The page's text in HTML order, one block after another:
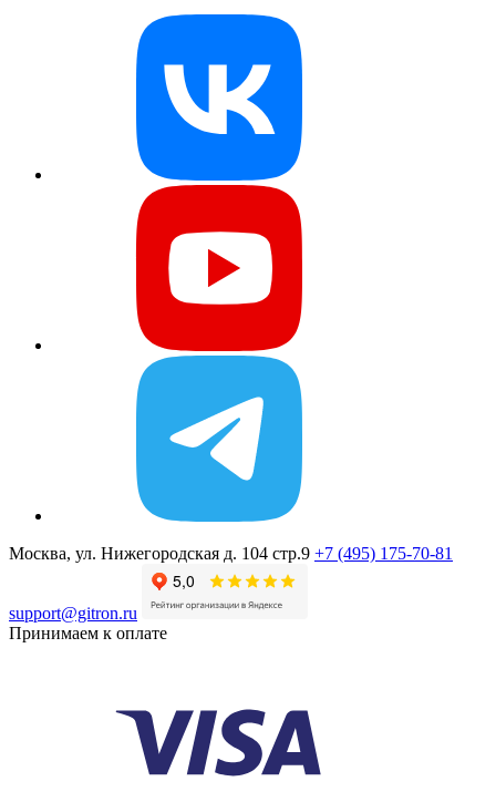
Москва, ул. Нижегородская д. 104 стр.9 +7 (495) 175-70-81
support@gitron.ru
Принимаем к оплате